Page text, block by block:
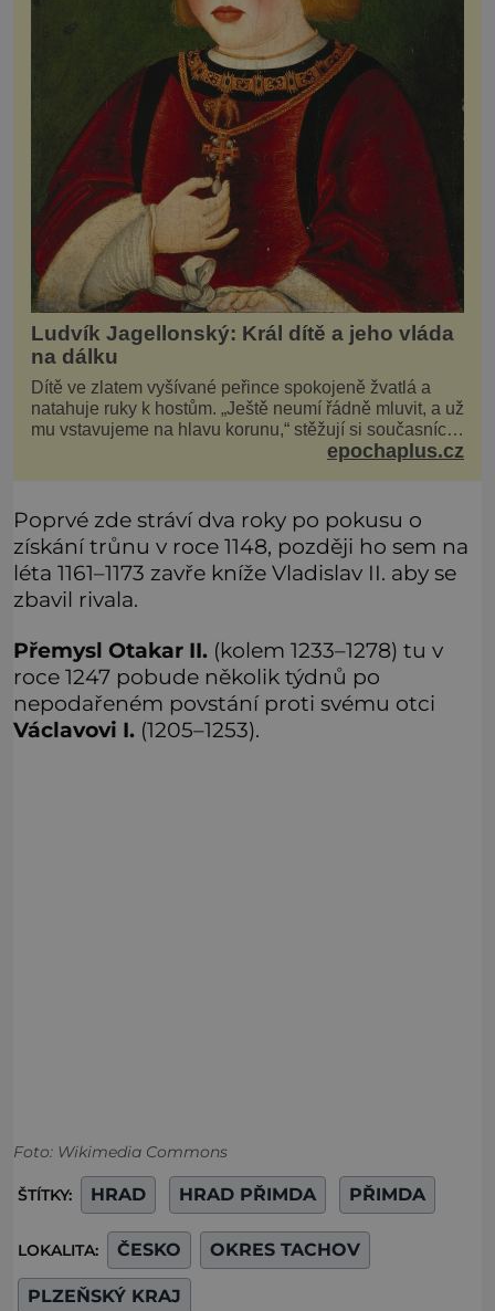
Ludvík Jagellonský: Král dítě a jeho vláda
na dálku
Dítě ve zlatem vyšívané peřince spokojeně žvatlá a
natahuje ruky k hostům. „Ještě neumí řádně mluvit, a už
mu vstavujeme na hlavu korunu,“ stěžují si současníci,
pro které je k neuvěření, že droboučký princ se dnes
epochaplus.cz
Poprvé zde stráví dva roky po pokusu o
získání trůnu v roce 1148, později ho sem na
léta 1161–1173 zavře kníže Vladislav II. aby se
zbavil rivala.
Přemysl Otakar II. (kolem 1233–1278) tu v
roce 1247 pobude několik týdnů po
nepodařeném povstání proti svému otci
Václavovi I. (1205–1253).
Foto: Wikimedia Commons
ŠTÍTKY: HRAD HRAD PŘIMDA PŘIMDA
LOKALITA: ČESKO OKRES TACHOV
PLZEŇSKÝ KRAJ